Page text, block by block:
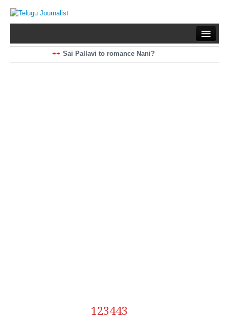
Sai Pallavi to romance Nani?
Kiara Advani to romance Pawan Kalyan
123443